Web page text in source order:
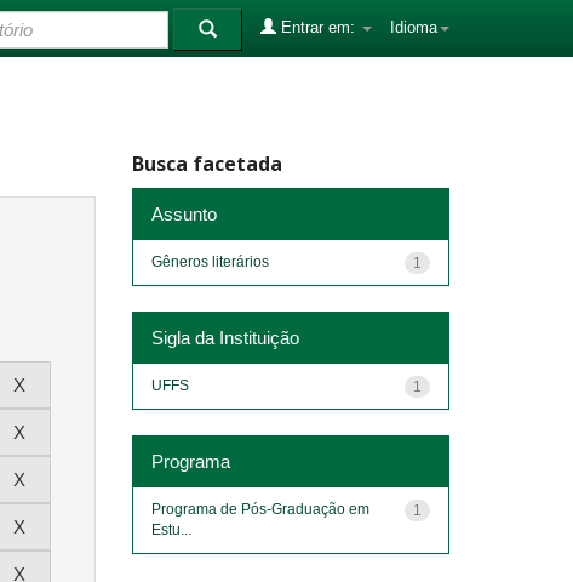
Idioma
Entrar em:
Busca facetada
Assunto
1
Gêneros literários
Sigla da Instituição
1
UFFS
Programa
1
Programa de Pós-Graduação em
Estu...